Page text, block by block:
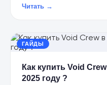
Читать →
ГАЙДЫ
Как купить Void Crew в России через Steam в
2025 году ?